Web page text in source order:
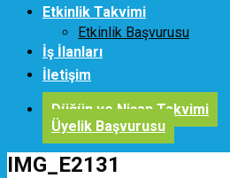
Etkinlik Takvimi
Etkinlik Başvurusu
İş İlanları
İletişim
Düğün ve Nişan Takvimi
Üyelik Başvurusu
IMG_E2131